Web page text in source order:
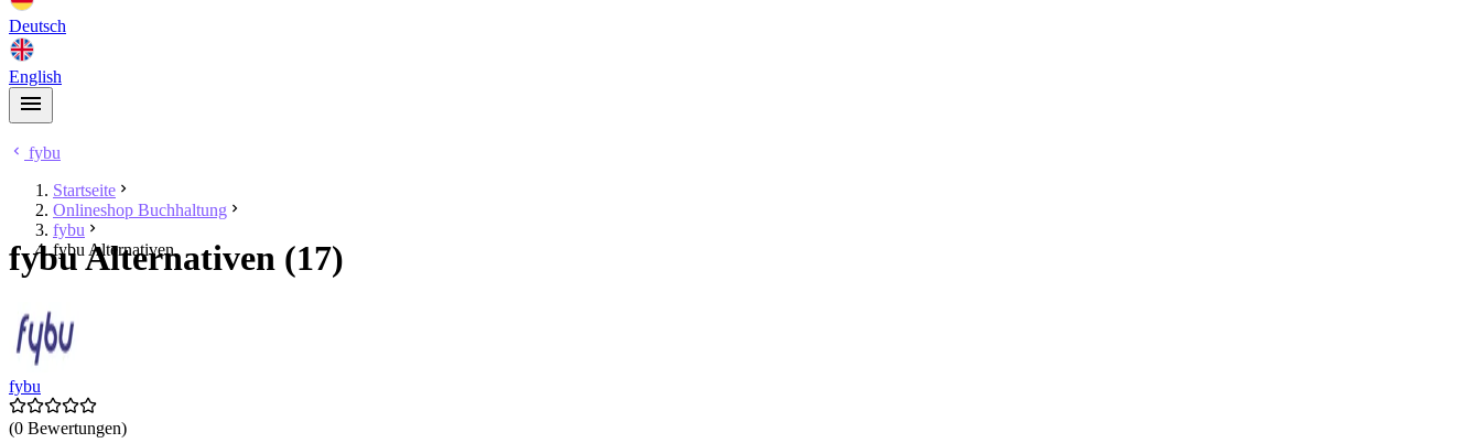
Deutsch
English
fybu
Startseite
Onlineshop Buchhaltung
fybu
fybu Alternativen
fybu Alternativen (17)
fybu
(0 Bewertungen)